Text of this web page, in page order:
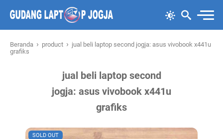
Beranda › product › jual beli laptop second jogja: asus vivobook x441u
grafiks
jual beli laptop second
jogja: asus vivobook x441u
grafiks
SOLD OUT